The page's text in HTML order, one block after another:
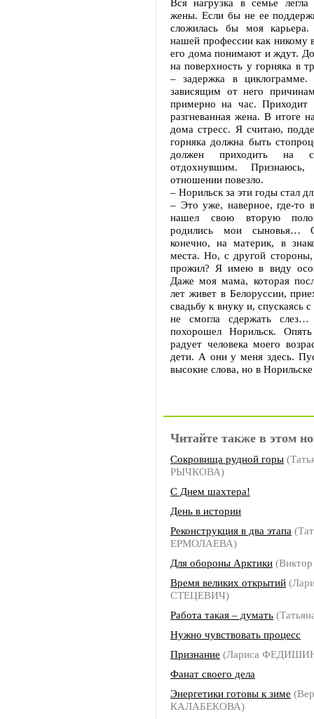
Вся нагрузка в семье
жены. Если бы не ее
сложилась бы моя карьера.
нашей профессии как никому
его дома понимают и ждут.
на поверхность у горняка в
– задержка в
зависящим от него
примерно на час.
разгневанная жена. В итоге
дома стресс. Я считаю,
горняка должна быть
должен приходить на
отдохнувшим.
отношении повезло.
– Норильск за эти годы стал
– Это уже, наверное, где-то
нашел свою вторую
родились мои сыновья…
конечно, на материк, в
места. Но, с другой
прожил? Я имею в виду
Даже моя мама, которая
лет живет в Белоруссии,
свадьбу к внуку и, спускаясь
не смогла сдержать
похорошел Норильск.
радует человека моего
дети. А они у меня здесь.
высокие слова, но в
Читайте также в этом
Сокровища рудной горы
РЫЧКОВА)
С Днем шахтера!
День в истории
Реконструкция в два этапа
ЕРМОЛАЕВА)
Для обороны Арктики
Время великих открытий
СТЕЦЕВИЧ)
Работа такая – думать
Нужно чувствовать процесс
Признание (Лариса
Фанат своего дела
Энергетики готовы к зиме
КАЛАБЕКОВА)